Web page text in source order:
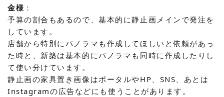
金様 ：
予算の割合もあるので、基本的に静止画メインで発注を
しています。
店舗から特別にパノラマも作成してほしいと依頼があっ
た時と、新築は基本的にパノラマも同時に作成したりし
て使い分けています。
静止画の家具置き画像はポータルやHP、SNS、あとは
Instagramの広告などにも使うことがあります。